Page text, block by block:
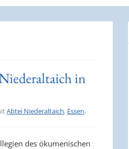
in
Abtei Niederaltaich, Essen,
des ökumenischen